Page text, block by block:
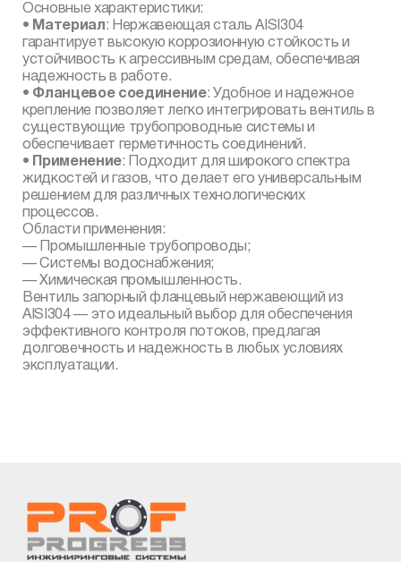
Основные характеристики:
• Материал: Нержавеющая сталь AISI304
гарантирует высокую коррозионную стойкость и
устойчивость к агрессивным средам, обеспечивая
надежность в работе.
• Фланцевое соединение: Удобное и надежное
крепление позволяет легко интегрировать вентиль в
существующие трубопроводные системы и
обеспечивает герметичность соединений.
• Применение: Подходит для широкого спектра
жидкостей и газов, что делает его универсальным
решением для различных технологических
процессов.
Области применения:
— Промышленные трубопроводы;
— Системы водоснабжения;
— Химическая промышленность.
Вентиль запорный фланцевый нержавеющий из
AISI304 — это идеальный выбор для обеспечения
эффективного контроля потоков, предлагая
долговечность и надежность в любых условиях
эксплуатации.